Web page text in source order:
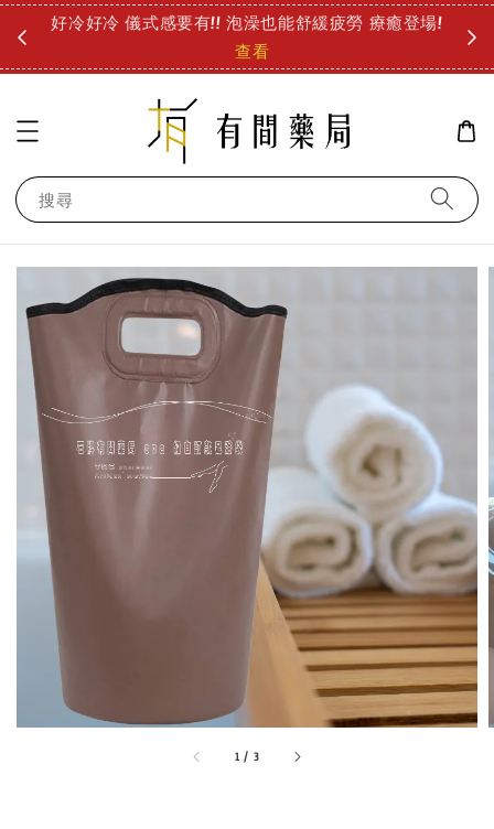
好冷好冷 儀式感要有!! 泡澡也能舒緩疲勞 療癒登場!
查看
搜尋
1 / 3